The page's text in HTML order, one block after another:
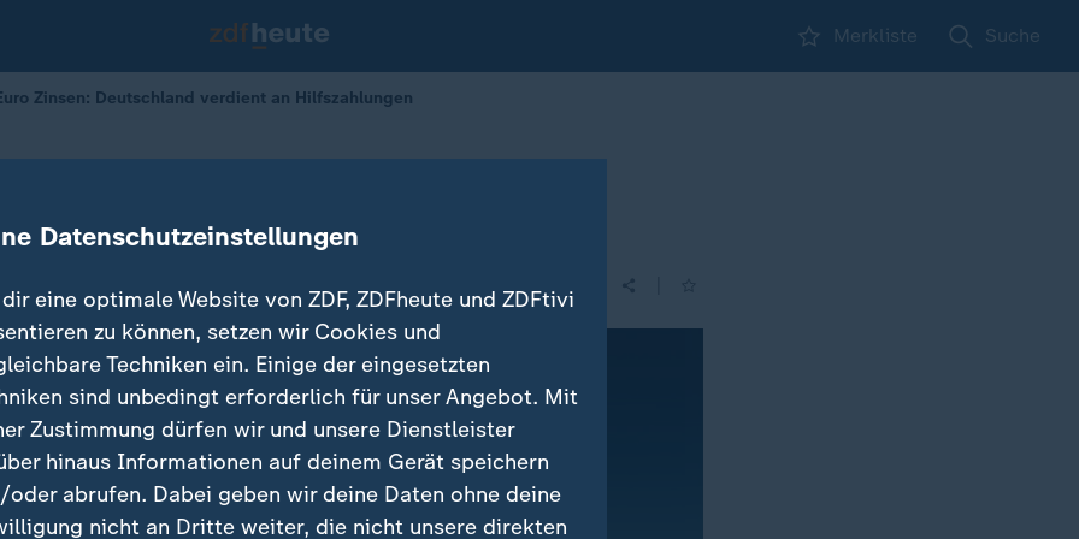
Merkliste Suche
Zinsen: Deutschland verdient an Hilfszahlungen
Zinsen
verdient an Hilfszahlungen
Datenschutzeinstellungen
eine optimale Website von ZDF, ZDFheute und ZDFtivi
zu können, setzen wir Cookies und
Techniken ein. Einige der eingesetzten
sind unbedingt erforderlich für unser Angebot. Mit
Zustimmung dürfen wir und unsere Dienstleister
hinaus Informationen auf deinem Gerät speichern
oder abrufen. Dabei geben wir deine Daten ohne deine
nicht an Dritte weiter, die nicht unsere direkten